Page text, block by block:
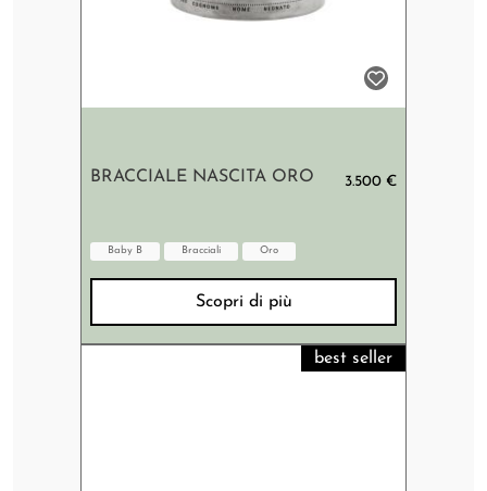
BRACCIALE NASCITA ORO 3.500 €
Baby B Bracciali Oro
Scopri di più
best seller